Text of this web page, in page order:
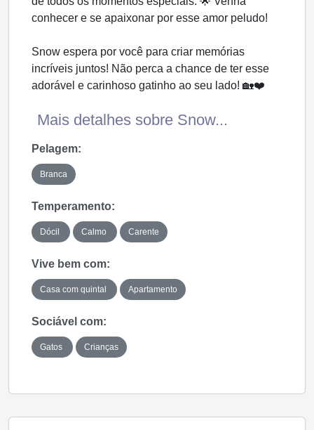
conhecer e se apaixonar por esse amor peludo!
Snow espera por você para criar memórias
incríveis juntos! Não perca a chance de ter esse
adorável e carinhoso gatinho ao seu lado! 🏡❤️
Mais detalhes sobre Snow...
Pelagem:
Branca
Temperamento:
Dócil Calmo Carente
Vive bem com:
Casa com quintal Apartamento
Sociável com:
Gatos Crianças